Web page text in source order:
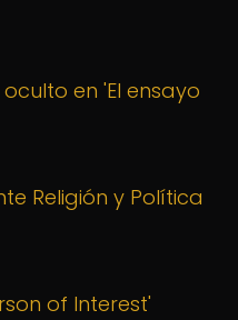
en 'El ensayo
Religión y Política
of Interest'